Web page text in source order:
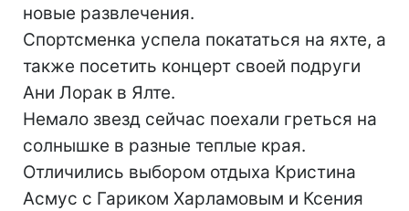
новые развлечения.
Спортсменка успела покататься на яхте, а
также посетить концерт своей подруги
Ани Лорак в Ялте.
Немало звезд сейчас поехали греться на
солнышке в разные теплые края.
Отличились выбором отдыха Кристина
Асмус с Гариком Харламовым и Ксения